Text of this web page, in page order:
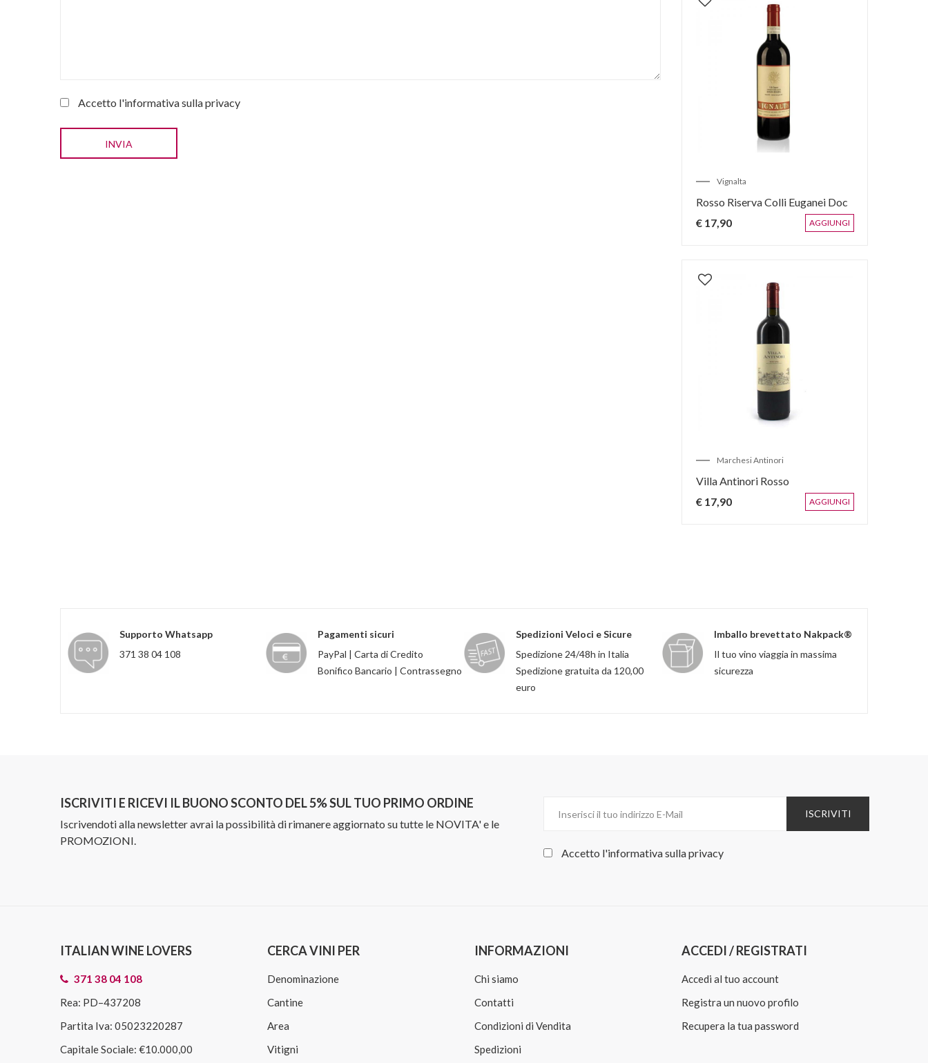
AGGIUNGI
Vignalta
Rosso Riserva Colli Euganei Doc
€ 17,90
AGGIUNGI
Marchesi Antinori
Villa Antinori Rosso
€ 17,90
Accetto l'informativa sullaprivacy
INVIA
Supporto Whatsapp
371 38 04 108
Pagamenti sicuri
PayPal | Carta di Credito
Bonifico Bancario | Contrassegno
Spedizioni Veloci e Sicure
Spedizione 24/48h in Italia
Spedizione gratuita da 120,00
euro
Imballo brevettato Nakpack®
Il tuo vino viaggia in massima
sicurezza
ISCRIVITI E RICEVI IL BUONO SCONTO DEL 5% SUL TUO PRIMO ORDINE
Iscrivendoti alla newsletter avrai la possibilità di rimanere aggiornato su tutte le NOVITA' e le
PROMOZIONI.
ISCRIVITI
Accetto l'informativa sullaprivacy
ITALIAN WINE LOVERS
371 38 04 108
Rea: PD–437208
Partita Iva: 05023220287
Capitale Sociale: €10.000,00
CERCA VINI PER
Denominazione
Cantine
Area
Vitigni
INFORMAZIONI
Chi siamo
Contatti
Condizioni di Vendita
Spedizioni
ACCEDI / REGISTRATI
Accedi al tuo account
Registra un nuovo profilo
Recupera la tua password